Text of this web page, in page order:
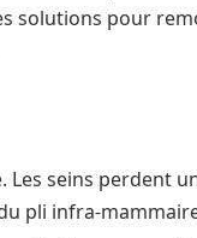
solutions pour
Les seins perdent
pli infra-